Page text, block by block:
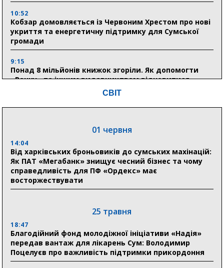
10:52
Кобзар домовляється із Червоним Хрестом про нові
укриття та енергетичну підтримку для Сумської
громади
9:15
Понад 8 мільйонів книжок згоріли. Як допомогти
«Ранку» та іншим видавництвам відновитися
04 серпня
Пенсійний фонд Сумщини спрямував 0,2 млрд грн
на пенсії, страхові виплати та підтримку
прифронтових громад
прифронтової Сумщини: перша група оздоровилася
в Австрії
18:30
Ніколаєнко: у Сумах погодили 115 компенсацій на
відновлення житла майже на 6,6 млн грн
СВІТ
01 червня
14:04
Від харківських броньовиків до сумських махінацій:
Як ПАТ «Мегабанк» знищує чесний бізнес та чому
справедливість для ПФ «Ордекс» має
восторжествувати
25 травня
18:47
Благодійний фонд молодіжної ініціативи «Надія»
передав вантаж для лікарень Сум: Володимир
Поцелуєв про важливість підтримки прикордоння